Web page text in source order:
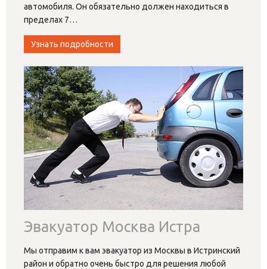
автомобиля. Он обязательно должен находиться в
пределах 7…
Узнать подробности
Эвакуатор Москва Истра
Мы отправим к вам эвакуатор из Москвы в Истринский
район и обратно очень быстро для решения любой